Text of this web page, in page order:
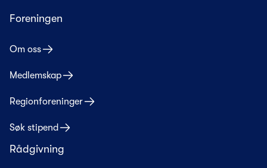
Foreningen
Om oss
Medlemskap
Regionforeninger
Søk stipend
Rådgivning